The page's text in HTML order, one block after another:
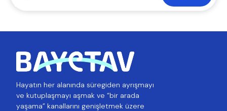
Hayatın her alanında süregiden ayrışmayı
ve kutuplaşmayı aşmak ve “bir arada
yaşama” kanallarını genişletmek üzere